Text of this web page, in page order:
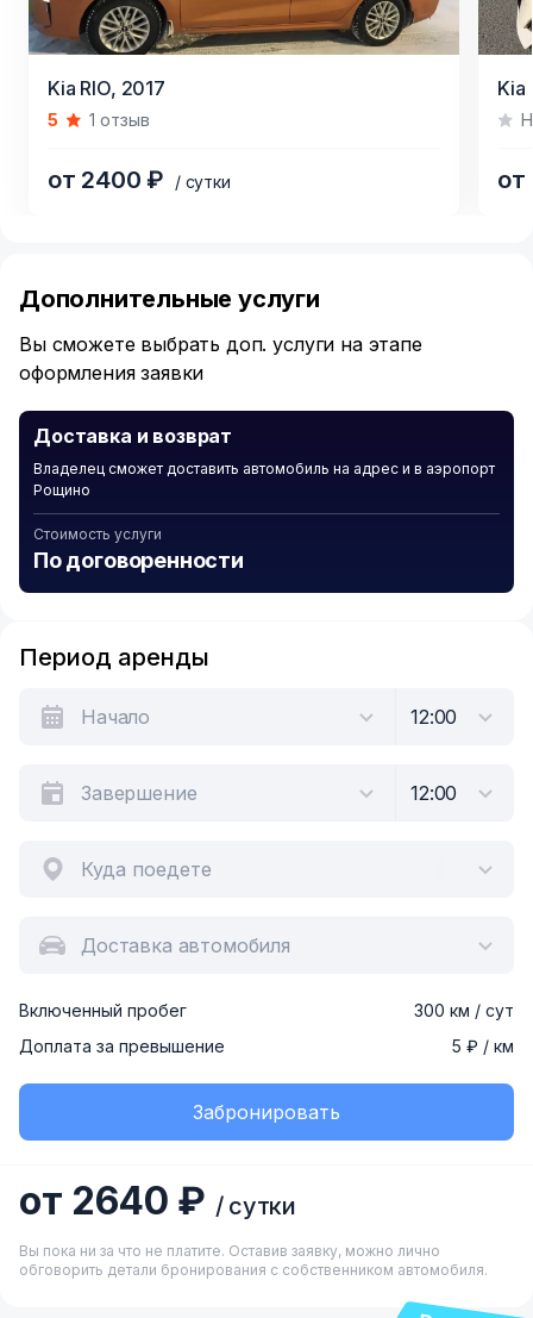
Kia RIO, 2017
5 1 отзыв
от 2400 ₽ / сутки
Kia
of
6
Дополнительные услуги
Вы сможете выбрать доп. услуги на этапе
оформления заявки
Доставка и возврат
Владелец сможет доставить автомобиль на адрес и в аэропорт
Рощино
Стоимость услуги
По договоренности
Период аренды
Куда поедете
Доставка автомобиля
Включенный пробег
300 км / сут
Доплата за превышение
5 ₽ / км
Забронировать
от 2640 ₽ / сутки
Вы пока ни за что не платите. Оставив заявку, можно лично
обговорить детали бронирования с собственником автомобиля.